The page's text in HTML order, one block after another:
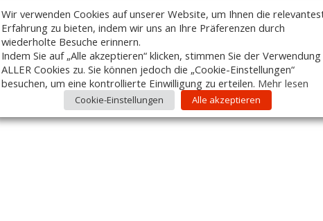
Wir verwenden Cookies auf unserer Website, um Ihnen die
Erfahrung zu bieten, indem wir uns an Ihre Präferenzen durch
wiederholte Besuche erinnern.
Indem Sie auf „Alle akzeptieren“ klicken, stimmen Sie der Verwendung
ALLER Cookies zu. Sie können jedoch die „Cookie-Einstellungen“
besuchen, um eine kontrollierte Einwilligung zu erteilen. Mehr lesen
Cookie-Einstellungen Alle akzeptieren